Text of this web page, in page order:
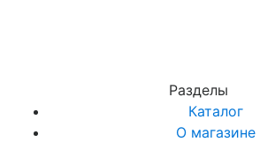
Разделы
Каталог
О магазине